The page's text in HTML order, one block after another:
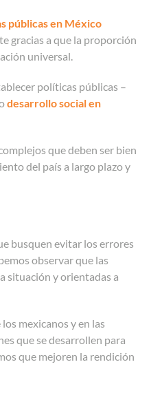
públicas en México
gracias a que la proporción
universal.
políticas públicas –
desarrollo social en
que deben ser bien
del país a largo plazo y
busquen evitar los errores
observar que las
situación y orientadas a
mexicanos y en las
que se desarrollen para
que mejoren la rendición